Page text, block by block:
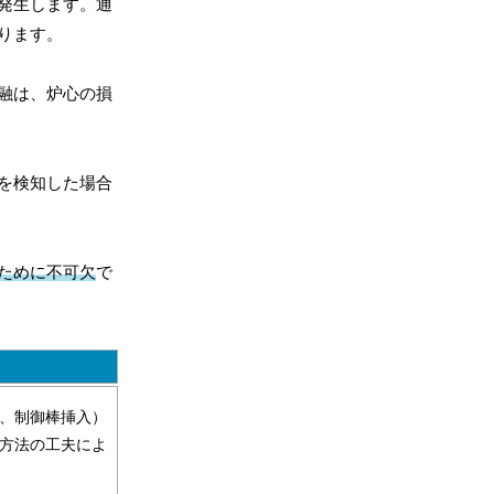
生します。通
ます。
は、炉心の損
検知した場合
めに不可欠で
制御棒挿入）
法の工夫によ